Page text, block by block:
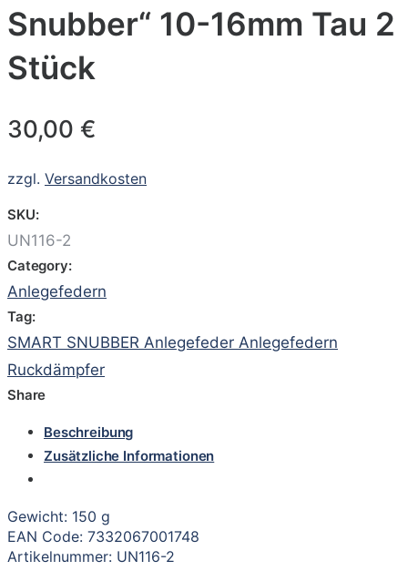
Snubber“ 10-16mm Tau 2
Stück
30,00 €
zzgl. Versandkosten
SKU:
UN116-2
Category:
Anlegefedern
Tag:
SMART SNUBBER Anlegefeder Anlegefedern
Ruckdämpfer
Share
Beschreibung
Zusätzliche Informationen
Gewicht: 150 g
EAN Code: 7332067001748
Artikelnummer: UN116-2